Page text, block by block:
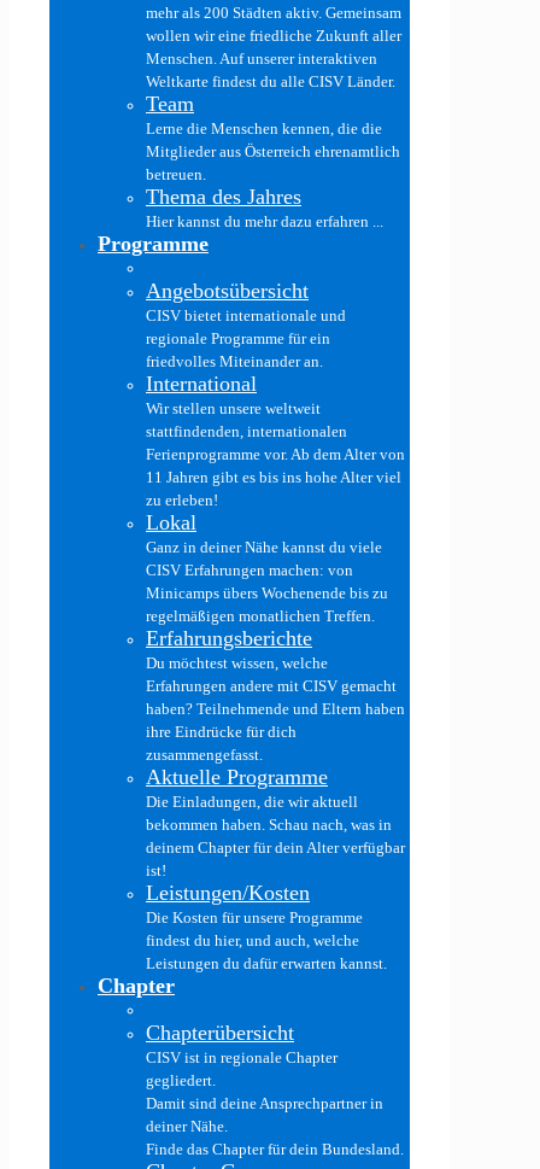
mehr als 200 Städten aktiv. Gemeinsam
wollen wir eine friedliche Zukunft aller
Menschen. Auf unserer interaktiven
Weltkarte findest du alle CISV Länder.
Team
Lerne die Menschen kennen, die die
Mitglieder aus Österreich ehrenamtlich
betreuen.
Thema des Jahres
Hier kannst du mehr dazu erfahren ...
Programme
Angebotsübersicht
CISV bietet internationale und
regionale Programme für ein
friedvolles Miteinander an.
International
Wir stellen unsere weltweit
stattfindenden, internationalen
Ferienprogramme vor. Ab dem Alter von
11 Jahren gibt es bis ins hohe Alter viel
zu erleben!
Lokal
Ganz in deiner Nähe kannst du viele
CISV Erfahrungen machen: von
Minicamps übers Wochenende bis zu
regelmäßigen monatlichen Treffen.
Erfahrungsberichte
Du möchtest wissen, welche
Erfahrungen andere mit CISV gemacht
haben? Teilnehmende und Eltern haben
ihre Eindrücke für dich
zusammengefasst.
Aktuelle Programme
Die Einladungen, die wir aktuell
bekommen haben. Schau nach, was in
deinem Chapter für dein Alter verfügbar
ist!
Leistungen/Kosten
Die Kosten für unsere Programme
findest du hier, und auch, welche
Leistungen du dafür erwarten kannst.
Chapter
Chapterübersicht
CISV ist in regionale Chapter
gegliedert.
Damit sind deine Ansprechpartner in
deiner Nähe.
Finde das Chapter für dein Bundesland.